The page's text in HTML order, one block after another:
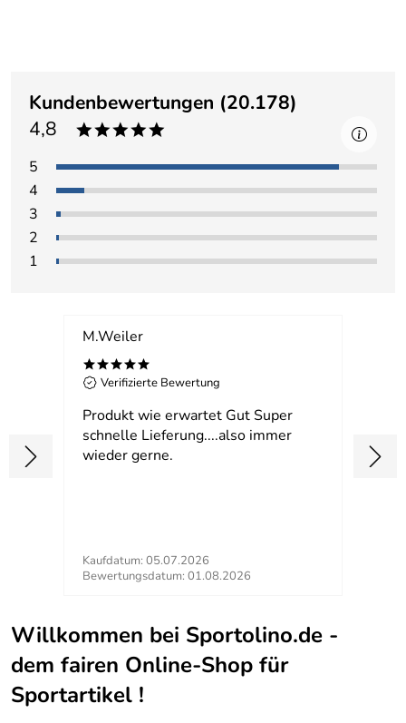
Kundenbewertungen (20.178)
4,8
*****
5
4
3
2
1
M.Weiler
*****
Verifizierte Bewertung
Produkt wie erwartet Gut Super
schnelle Lieferung....also immer
wieder gerne.
Kaufdatum: 05.07.2026
Bewertungsdatum: 01.08.2026
Willkommen bei Sportolino.de -
dem fairen Online-Shop für
Sportartikel !